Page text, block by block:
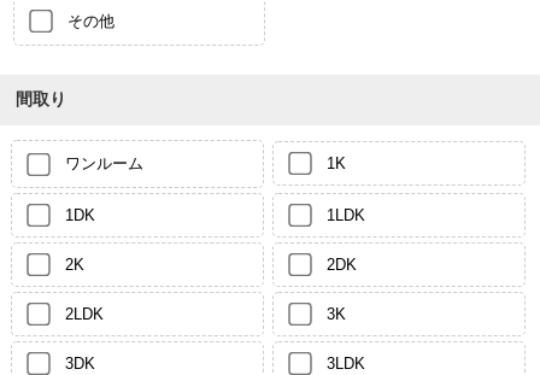
その他
間取り
ワンルーム 1K
1DK 1LDK
2K 2DK
2LDK 3K
3DK 3LDK